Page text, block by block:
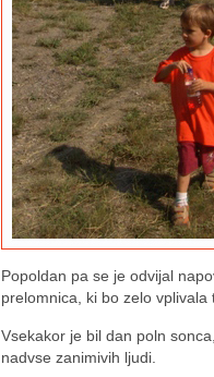
Popoldan pa se je odvijal
prelomnica, ki bo zelo
Vsekakor je bil dan poln
nadvse zanimivih ljudi.